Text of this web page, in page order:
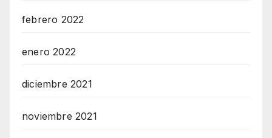
febrero 2022
enero 2022
diciembre 2021
noviembre 2021